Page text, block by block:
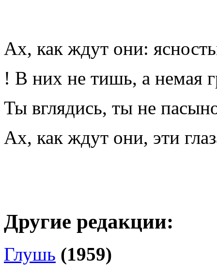
Ах, как ждут они:
! В них не тишь, а немая
Ты вглядись, ты не
Ах, как ждут они, эти
Другие редакции:
Глушь (1959)